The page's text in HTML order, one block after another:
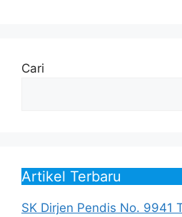
Cari
Artikel Terbaru
SK Dirjen Pendis No. 9941